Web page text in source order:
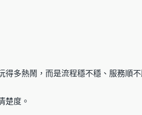
多熱鬧，而是流程穩不穩、服務順
楚度。